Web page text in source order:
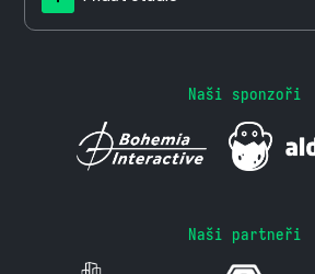
Naši sponzoři
Naši partneři